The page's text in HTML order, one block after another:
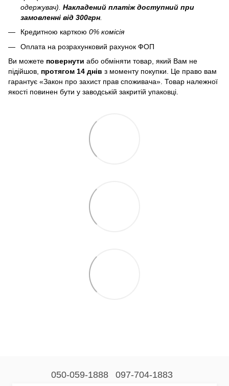
одержувач). Накладений платіж доступний при
замовленні від 300грн
Кредитною карткою 0% комісія
Оплата на розрахунковий рахунок ФОП
Ви можете повернути або обміняти товар, який Вам не
підійшов, протягом 14 днів з моменту покупки. Це право вам
гарантує «Закон про захист прав споживача». Товар належної
якості повинен бути у заводській закритій упаковці.
050-059-1888 097-704-1883